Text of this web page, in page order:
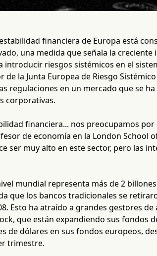
financiera de Europa está
una medida que señala la
introducir riesgos sistémicos en el
la Junta Europea de Riesgo Sistémico
regulaciones en un mercado que se
corporativas.
financiera... nos preocupamos por
de economía en la London School
ser muy alto en este sector, pero las
mundial representa más de 2
que los bancos tradicionales se
Esto ha atraído a grandes gestores de
que están expandiendo sus fondos
de dólares en sus fondos europeos,
trimestre.